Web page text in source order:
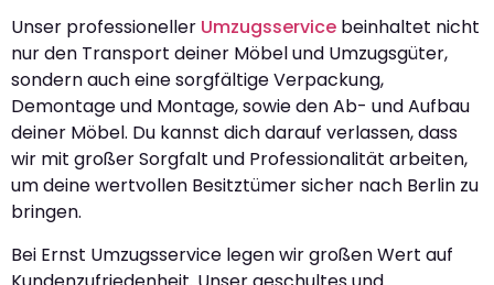
Unser professioneller Umzugsservice beinhaltet nicht
nur den Transport deiner Möbel und Umzugsgüter,
sondern auch eine sorgfältige Verpackung,
Demontage und Montage, sowie den Ab- und Aufbau
deiner Möbel. Du kannst dich darauf verlassen, dass
wir mit großer Sorgfalt und Professionalität arbeiten,
um deine wertvollen Besitztümer sicher nach Berlin zu
bringen.
Bei Ernst Umzugsservice legen wir großen Wert auf